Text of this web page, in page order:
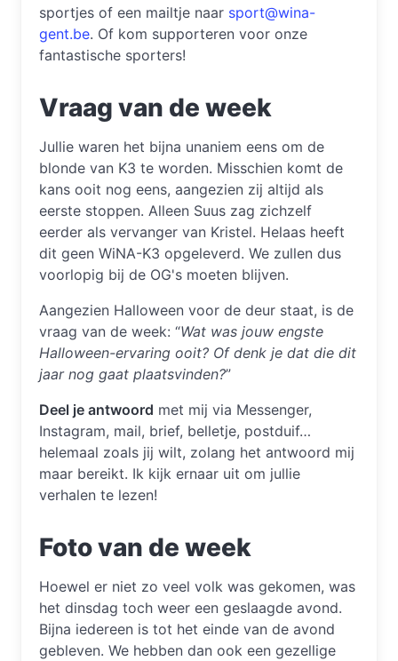
sportjes of een mailtje naar sport@wina-
gent.be. Of kom supporteren voor onze
fantastische sporters!
Vraag van de week
Jullie waren het bijna unaniem eens om de
blonde van K3 te worden. Misschien komt de
kans ooit nog eens, aangezien zij altijd als
eerste stoppen. Alleen Suus zag zichzelf
eerder als vervanger van Kristel. Helaas heeft
dit geen WiNA-K3 opgeleverd. We zullen dus
voorlopig bij de OG's moeten blijven.
Aangezien Halloween voor de deur staat, is de
vraag van de week: “Wat was jouw engste
Halloween-ervaring ooit? Of denk je dat die dit
jaar nog gaat plaatsvinden?”
Deel je antwoord met mij via Messenger,
Instagram, mail, brief, belletje, postduif…
helemaal zoals jij wilt, zolang het antwoord mij
maar bereikt. Ik kijk ernaar uit om jullie
verhalen te lezen!
Foto van de week
Hoewel er niet zo veel volk was gekomen, was
het dinsdag toch weer een geslaagde avond.
Bijna iedereen is tot het einde van de avond
gebleven. We hebben dan ook een gezellige